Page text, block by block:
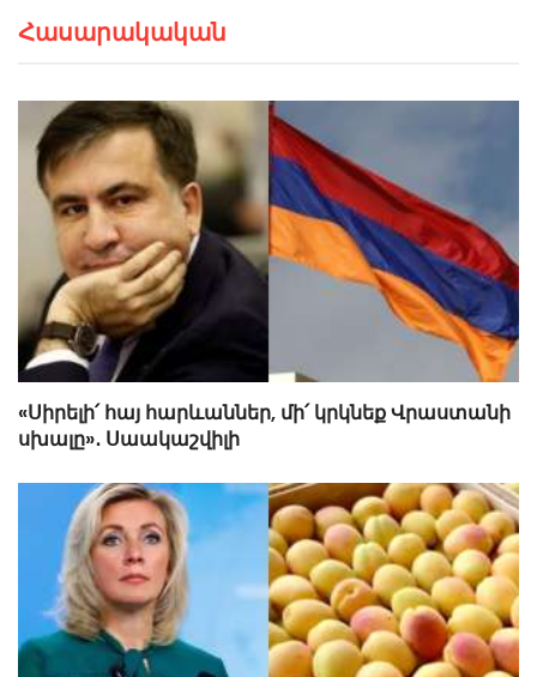
Հասարակական
«Սիրելի՛ հայ հարևաններ, մի՛ կրկնեք Վրաստանի
սխալը»․ Սաակաշվիլի